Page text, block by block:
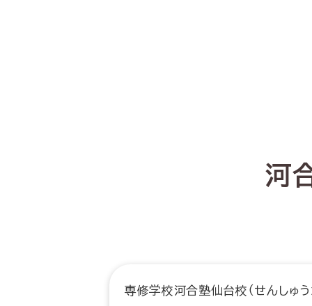
河
専修学校河合塾仙台校（せんしゅ